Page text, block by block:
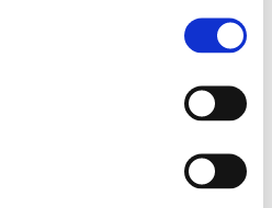
budu mít místa vedle
množství vstupenek?